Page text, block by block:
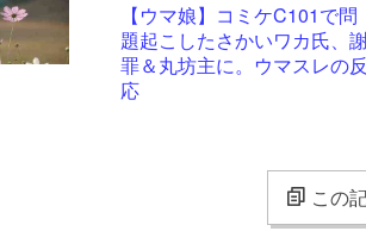
【ウマ娘】コミケC101で問
題起こしたさかいワカ氏、
罪＆丸坊主に。ウマスレの反
応
この